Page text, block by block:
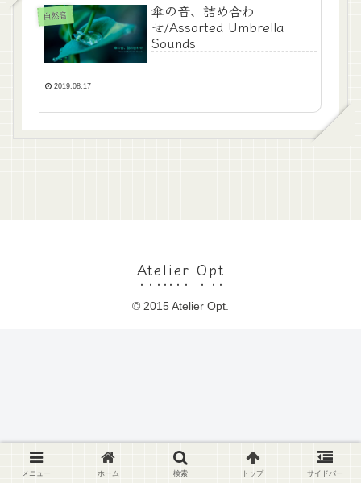
自然音
傘の音、詰め合わ
せ/Assorted Umbrella
Sounds
2019.08.17
Atelier Opt
© 2015 Atelier Opt.
メニュー ホーム 検索 トップ サイドバー